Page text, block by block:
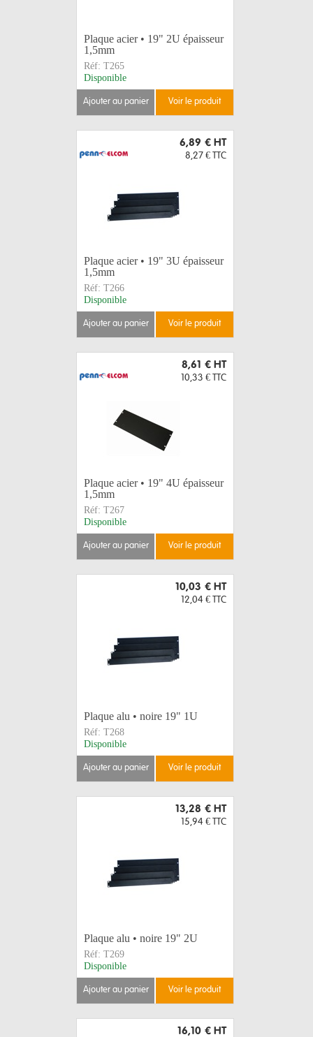
Plaque acier • 19" 2U épaisseur
1,5mm
Réf: T265
Disponible
ajouter au panier voir le produit
6,89 € HT
8,27 € TTC
Plaque acier • 19" 3U épaisseur
1,5mm
Réf: T266
Disponible
ajouter au panier voir le produit
8,61 € HT
10,33 € TTC
Plaque acier • 19" 4U épaisseur
1,5mm
Réf: T267
Disponible
ajouter au panier voir le produit
10,03 € HT
12,04 € TTC
Plaque alu • noire 19" 1U
Réf: T268
Disponible
ajouter au panier voir le produit
13,28 € HT
15,94 € TTC
Plaque alu • noire 19" 2U
Réf: T269
Disponible
ajouter au panier voir le produit
16,10 € HT